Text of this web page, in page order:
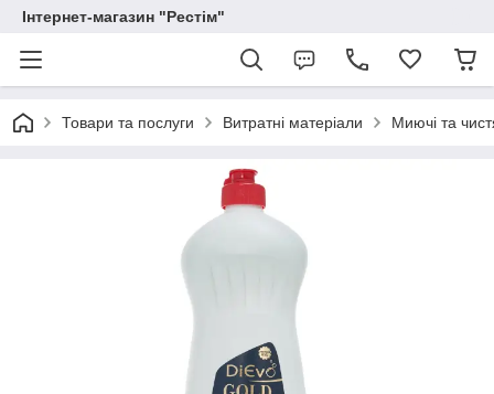
Інтернет-магазин "Рестім"
Товари та послуги Витратні матеріали Миючі та